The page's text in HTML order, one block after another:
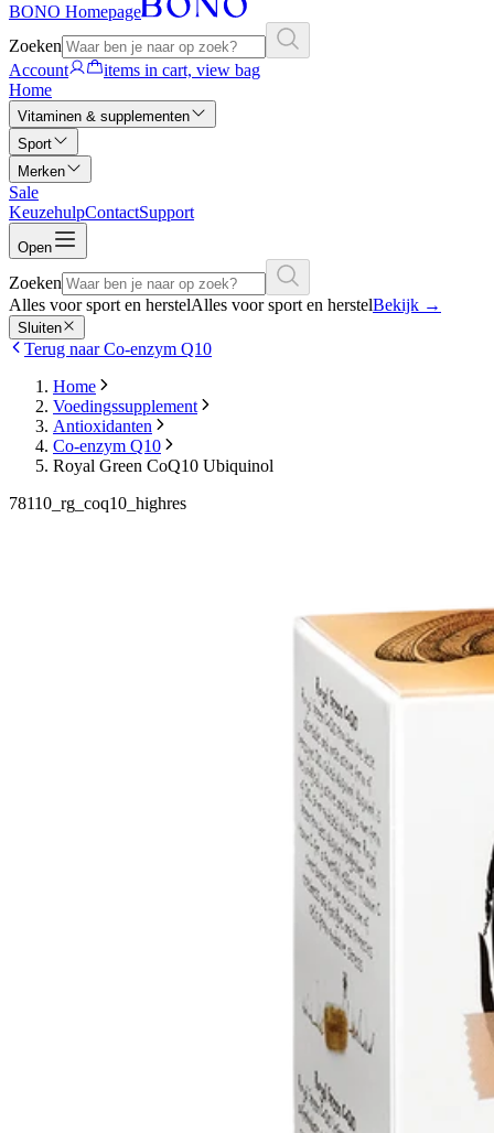
BONO Homepage
Zoeken
Account
items in cart, view bag
Home
Vitaminen & supplementen
Sport
Merken
Sale
KeuzehulpContactSupport
Open
Zoeken
Alles voor sport en herstelAlles voor sport en herstelBekijk →
Sluiten
Terug naar Co-enzym Q10
Home
Voedingssupplement
Antioxidanten
Co-enzym Q10
Royal Green CoQ10 Ubiquinol
78110_rg_coq10_highres